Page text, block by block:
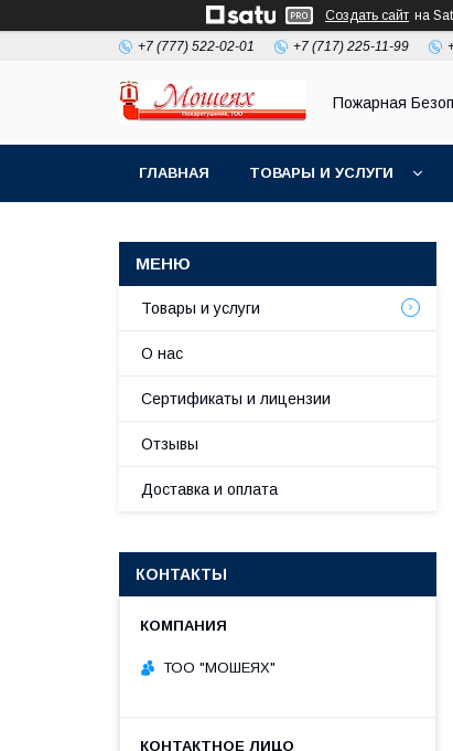
Создать сайт на
+7 (777) 522-02-01 +7 (717) 225-11-99
Пожарная
ГЛАВНАЯ ТОВАРЫ И УСЛУГИ
Товары и услуги
О нас
Сертификаты и лицензии
Отзывы
Доставка и оплата
КОНТАКТЫ
ТОО "МОШЕЯХ"